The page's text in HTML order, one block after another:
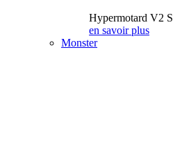
Hypermotard V2
en savoir plus
Monster